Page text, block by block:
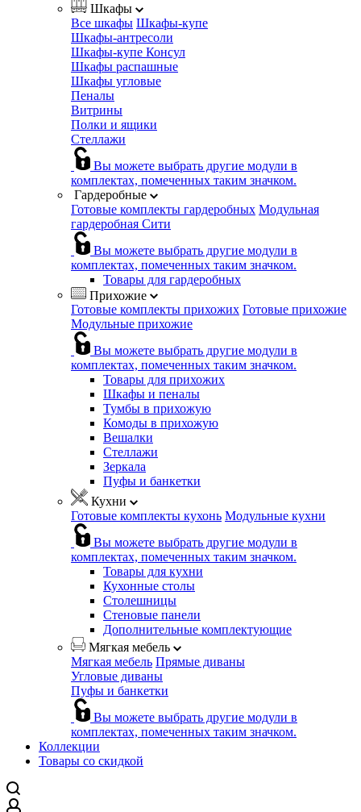
Шкафы
Все шкафы Шкафы-купе
Шкафы-антресоли
Шкафы-купе Консул
Шкафы распашные
Шкафы угловые
Пеналы
Витрины
Полки и ящики
Стеллажи
Вы можете выбрать другие модули в
комплектах, помеченных таким значком.
Гардеробные
Готовые комплекты гардеробных Модульная
гардеробная Сити
Вы можете выбрать другие модули в
комплектах, помеченных таким значком.
Товары для гардеробных
Прихожие
Готовые комплекты прихожих Готовые прихожие
Модульные прихожие
Вы можете выбрать другие модули в
комплектах, помеченных таким значком.
Товары для прихожих
Шкафы и пеналы
Тумбы в прихожую
Комоды в прихожую
Вешалки
Стеллажи
Зеркала
Пуфы и банкетки
Кухни
Готовые комплекты кухонь Модульные кухни
Вы можете выбрать другие модули в
комплектах, помеченных таким значком.
Товары для кухни
Кухонные столы
Столешницы
Стеновые панели
Дополнительные комплектующие
Мягкая мебель
Мягкая мебель Прямые диваны
Угловые диваны
Пуфы и банкетки
Вы можете выбрать другие модули в
комплектах, помеченных таким значком.
Коллекции
Товары со скидкой